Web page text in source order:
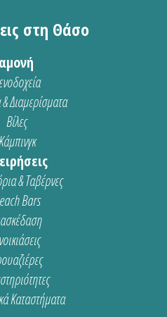
στη Θάσο
Διαμερίσματα
Βίλες
& Ταβέρνες
Bars
Καταστήματα